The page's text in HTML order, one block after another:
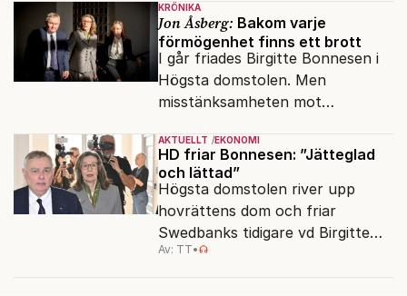
KRÖNIKA
Jon Åsberg: Bakom varje
förmögenhet finns ett brott
I går friades Birgitte Bonnesen i
Högsta domstolen. Men
misstänksamheten mot
AKTUELLT EKONOMI
HD friar Bonnesen: ”Jätteglad
och lättad”
Högsta domstolen river upp
hovrättens dom och friar
Swedbanks tidigare vd Birgitte
Bonnesen från alla
Av: TT•